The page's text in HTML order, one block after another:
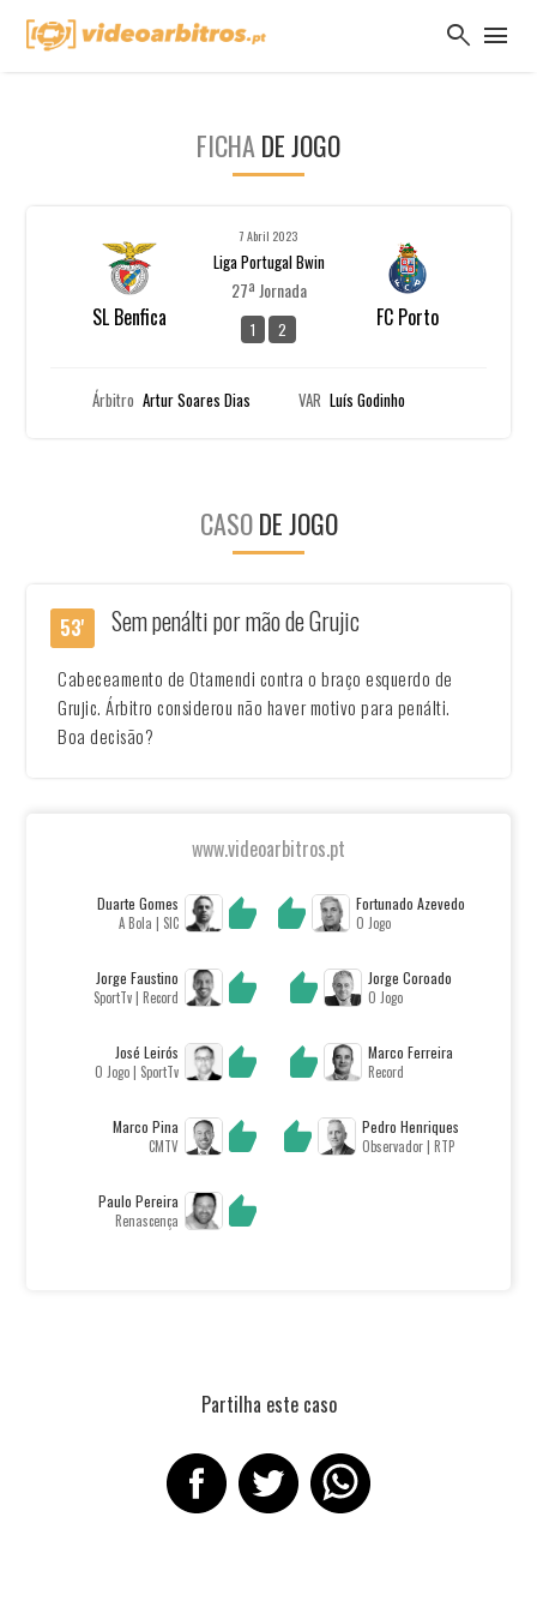
search menu
FICHA DE JOGO
SL Benfica
7 Abril 2023
Liga Portugal Bwin
27ª Jornada
1 2 FC Porto
Árbitro Artur Soares Dias VAR Luís Godinho
CASODE JOGO
53' Sem penálti por mão de Grujic
Cabeceamento de Otamendi contra o braço esquerdo de
Grujic. Árbitro considerou não haver motivo para penálti.
Boa decisão?
www.videoarbitros.pt
Duarte Gomes
A Bola | SIC
Fortunado Azevedo
O Jogo
Jorge Faustino
SportTv | Record
Jorge Coroado
O Jogo
José Leirós
O Jogo | SportTv
Marco Ferreira
Record
Marco Pina
CMTV
Pedro Henriques
Observador | RTP
Paulo Pereira
Renascença
Partilha este caso